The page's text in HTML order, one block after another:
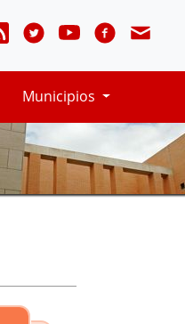
Municipios